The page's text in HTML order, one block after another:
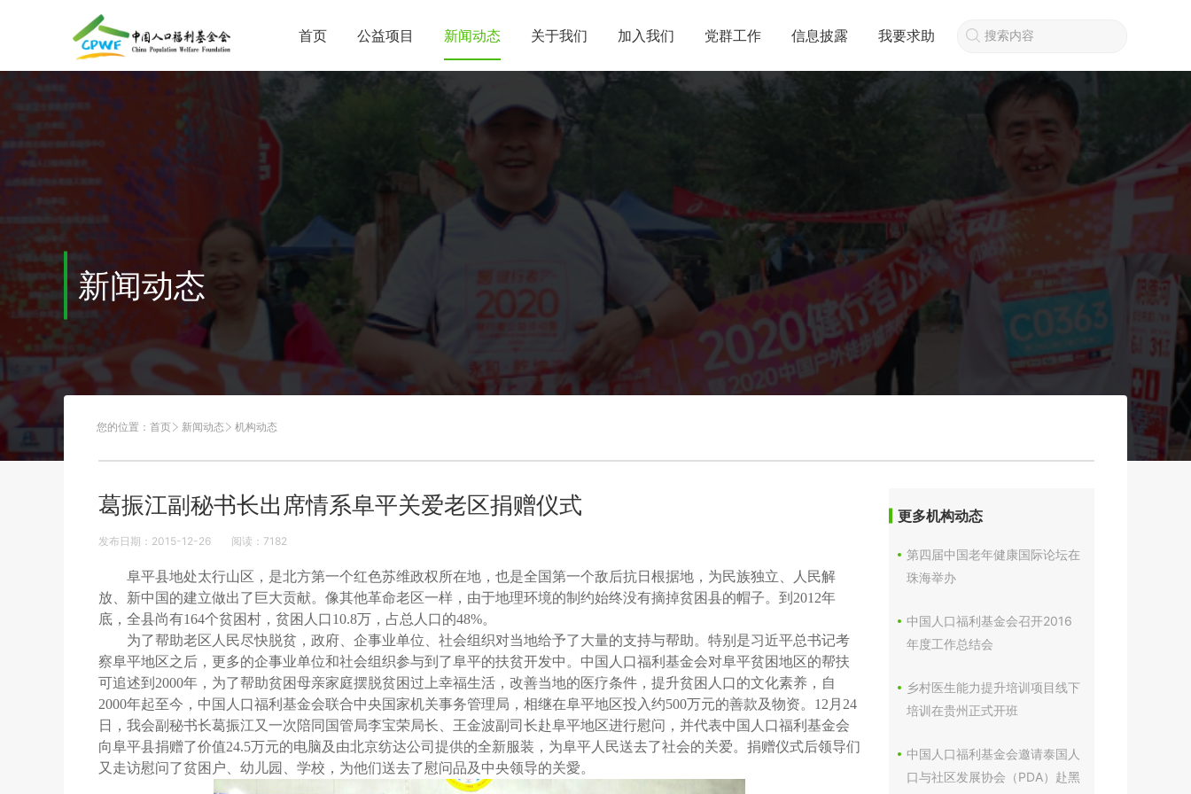
首页 公益项目 新闻动态 关于我们 加入我们 党群工作 信息披露 我要求助
新闻动态
您的位置： 首页 新闻动态 机构动态
葛振江副秘书长出席情系阜平关爱老区捐赠仪式
发布日期：2015-12-26 阅读： 7182
阜平县地处太行山区，是北方第一个红色苏维政权所在地，也是全国第一个敌后抗日根据地，为民族独立、人民解
放、新中国的建立做出了巨大贡献。像其他革命老区一样，由于地理环境的制约始终没有摘掉贫困县的帽子。到2012年
底，全县尚有164个贫困村，贫困人口10.8万，占总人口的48%。
为了帮助老区人民尽快脱贫，政府、企事业单位、社会组织对当地给予了大量的支持与帮助。特别是习近平总书记考
察阜平地区之后，更多的企事业单位和社会组织参与到了阜平的扶贫开发中。中国人口福利基金会对阜平贫困地区的帮扶
可追述到2000年，为了帮助贫困母亲家庭摆脱贫困过上幸福生活，改善当地的医疗条件，提升贫困人口的文化素养，自
2000年起至今，中国人口福利基金会联合中央国家机关事务管理局，相继在阜平地区投入约500万元的善款及物资。12月24
日，我会副秘书长葛振江又一次陪同国管局李宝荣局长、王金波副司长赴阜平地区进行慰问，并代表中国人口福利基金会
向阜平县捐赠了价值24.5万元的电脑及由北京纺达公司提供的全新服装，为阜平人民送去了社会的关爱。捐赠仪式后领导们
又走访慰问了贫困户、幼儿园、学校，为他们送去了慰问品及中央领导的关愛。
更多机构动态
第四届中国老年健康国际论坛在
珠海举办
中国人口福利基金会召开2016
年度工作总结会
乡村医生能力提升培训项目线下
培训在贵州正式开班
中国人口福利基金会邀请泰国人
口与社区发展协会（PDA）赴黑